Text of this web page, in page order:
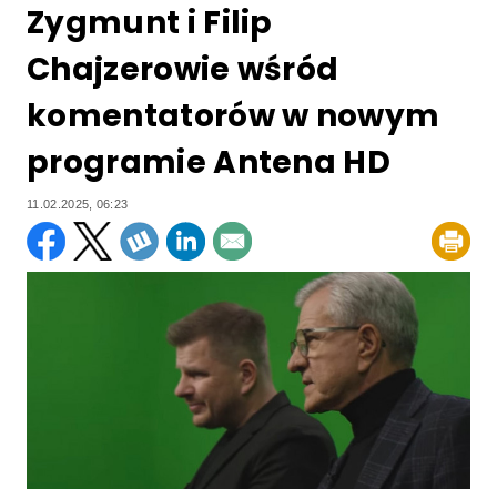
Zygmunt i Filip
Chajzerowie wśród
komentatorów w nowym
programie Antena HD
11.02.2025, 06:23